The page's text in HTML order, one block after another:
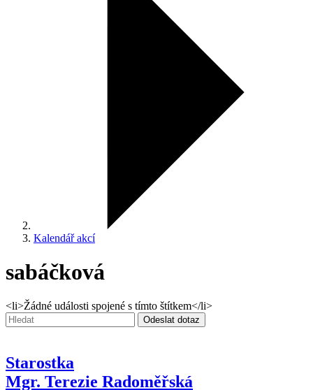
Kalendář akcí
sabáčková
<li>Žádné události spojené s tímto štítkem</li>
Vyhledávání:
Odeslat dotaz
Starostka
Mgr. Terezie Radoměřská